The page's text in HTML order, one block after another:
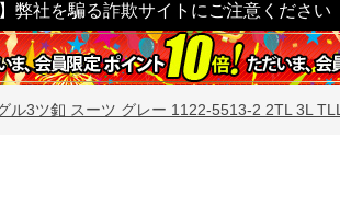
】弊社を騙る詐欺サイトにご注意ください
ル3ツ釦 スーツ グレー 1122-5513-2 2TL 3L TLL